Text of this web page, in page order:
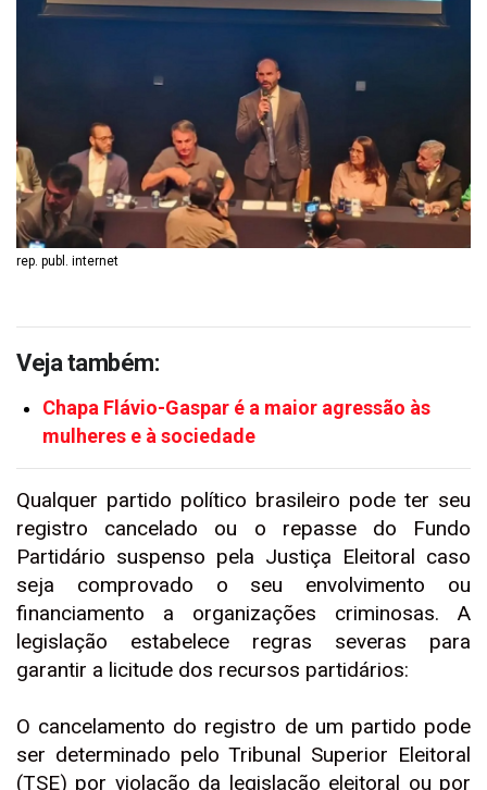
rep. publ. internet
Veja também:
Chapa Flávio-Gaspar é a maior agressão às
mulheres e à sociedade
Qualquer partido político brasileiro pode ter seu
registro cancelado ou o repasse do Fundo
Partidário suspenso pela Justiça Eleitoral caso
seja comprovado o seu envolvimento ou
financiamento a organizações criminosas. A
legislação estabelece regras severas para
garantir a licitude dos recursos partidários:
O cancelamento do registro de um partido pode
ser determinado pelo Tribunal Superior Eleitoral
(TSE) por violação da legislação eleitoral ou por